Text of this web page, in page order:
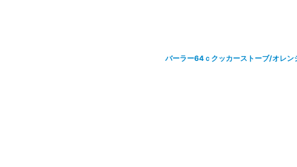
バーラー64ｃクッカーストーブ/オレン